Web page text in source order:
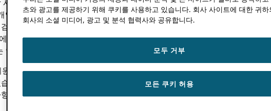
스템입니다. ORCID 기록. 연구자들은 검색 시스템을 사용하여
인 정보를 다른 시스템에 추가하고 등록할 수 있습니다. 가져오
색 시스템은 관련 섹션에 나열되어 있습니다. ORCID + 아래에
서 연구자는 자신의 기록에 항목을 추가하는 데 사용할 적절한
언어별)를 선택할 수 있습니다.
들은 검색 시스템을 통합할 수 있으며, 시스템에 포함되어야 할
니다. ORCID 레지스트리. 여기에는 검색 시스템의 목적, 가져
, 사용자 및 API와의 상호 작용 방식, 승인 및 출시 프로세스가
츠와 광고를 제공하기 위해 쿠키를 사용하고 있습니다. 회사 사이트에 대한 귀
회사의 소셜 미디어, 광고 및 분석 협력사와 공유합니다.
모두 거부
모든 쿠키 허용